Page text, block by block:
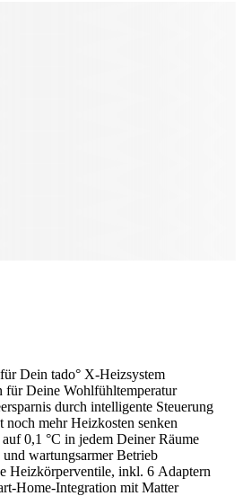
Dein tado° X-Heizsystem
für Deine Wohlfühltemperatur
durch intelligente Steuerung
noch mehr Heizkosten senken
0,1 °C in jedem Deiner Räume
wartungsarmer Betrieb
Heizkörperventile, inkl. 6 Adaptern
Home-Integration mit Matter